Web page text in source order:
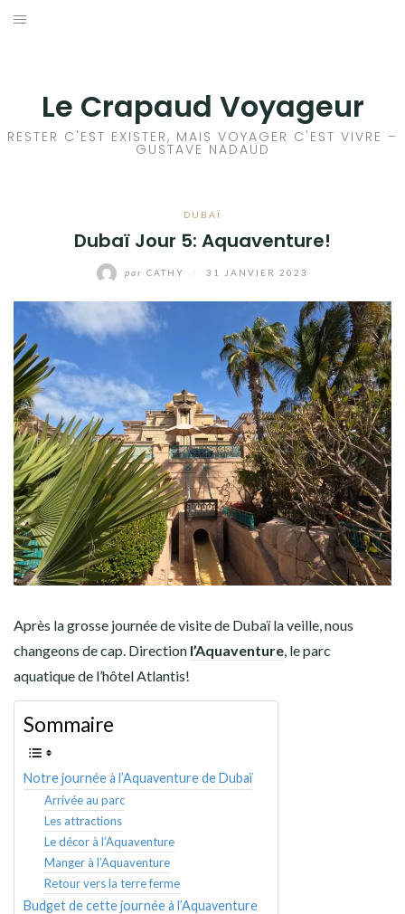
Aller
Le Crapaud Voyageur
RESTER C'EST EXISTER, MAIS VOYAGER C'EST VIVRE –
GUSTAVE NADAUD
DUBAÏ
Dubaï Jour 5: Aquaventure!
par CATHY 31 JANVIER 2023
Après la grosse journée de visite de Dubaï la veille, nous
changeons de cap. Direction l’Aquaventure , le parc
aquatique de l’hôtel Atlantis!
Sommaire
Notre journée à l’Aquaventure de Dubaï
Arrivée au parc
Les attractions
Le décor à l’Aquaventure
Manger à l’Aquaventure
Retour vers la terre ferme
Budget de cette journée à l’Aquaventure
EUROPE
AMÉRIQUE DU NORD
AMÉRIQUE CENTRALE
AMÉRIQUE DU SUD
TOUR DU MONDE 2020-2021
CONTACT